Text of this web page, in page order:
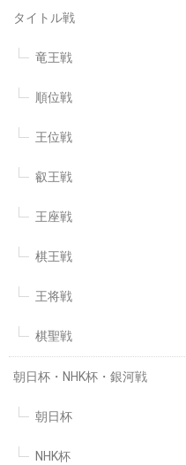
タイトル戦
竜王戦
順位戦
王位戦
叡王戦
王座戦
棋王戦
王将戦
棋聖戦
朝日杯・NHK杯・銀河戦
朝日杯
NHK杯